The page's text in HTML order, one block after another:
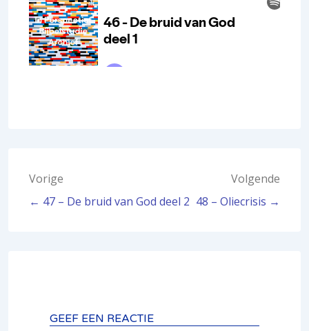
Bericht
navigatie
Vorige
← 47 – De bruid van God deel 2
Volgende
48 – Oliecrisis →
GEEF EEN REACTIE